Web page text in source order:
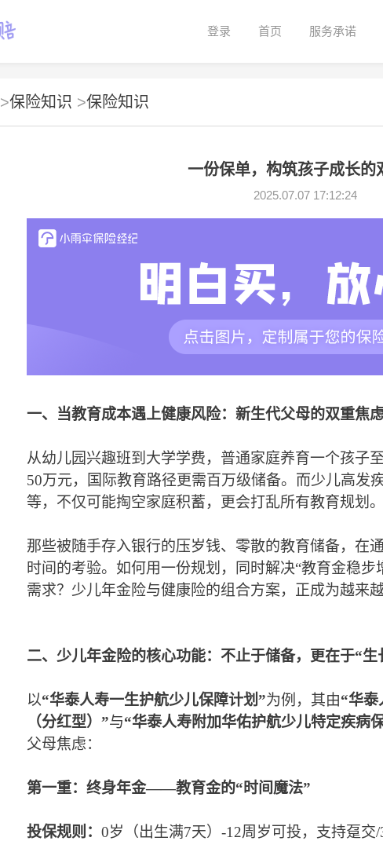
登录 首页 服务承诺
>保险知识 >保险知识
一份保单，构筑孩子成长的
2025.07.07 17:12:24
一、当教育成本遇上健康风险：新生代父母的双重焦
从幼儿园兴趣班到大学学费，普通家庭养育一个孩子
50万元，国际教育路径更需百万级储备。而少儿高发
等，不仅可能掏空家庭积蓄，更会打乱所有教育规划。
那些被随手存入银行的压岁钱、零散的教育储备，在
时间的考验。如何用一份规划，同时解决“教育金稳步
需求？少儿年金险与健康险的组合方案，正成为越来
二、少儿年金险的核心功能：不止于储备，更在于“生
以“华泰人寿一生护航少儿保障计划”为例，其由“华泰
（分红型） ”与“华泰人寿附加华佑护航少儿特定疾病
父母焦虑：
第一重：终身年金——教育金的“时间魔法”
投保规则： 0岁（出生满7天）-12周岁可投，支持趸交